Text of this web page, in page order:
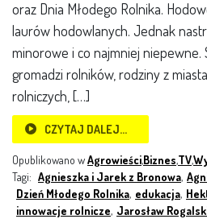
oraz Dnia Młodego Rolnika.
laurów hodowlanych. Jednak
minorowe i co najmniej niepewne.
gromadzi rolników, rodziny z
rolniczych, […]
CZYTAJ DALEJ…
Opublikowano wAgrowieści,Biznes,TV,
Tagi: Agnieszka i Jarek z Bronowa,
Dzień Młodego Rolnika, edukacja,
innowacje rolnicze, Jarosław